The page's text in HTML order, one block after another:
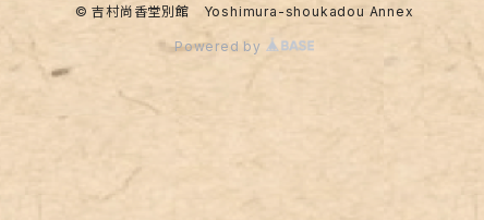
© 吉村尚香堂別館 Yoshimura-shoukadou Annex
Powered by